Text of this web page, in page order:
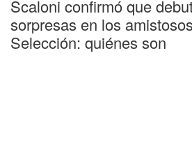
Scaloni confirmó que
sorpresas en los
Selección: quiénes son